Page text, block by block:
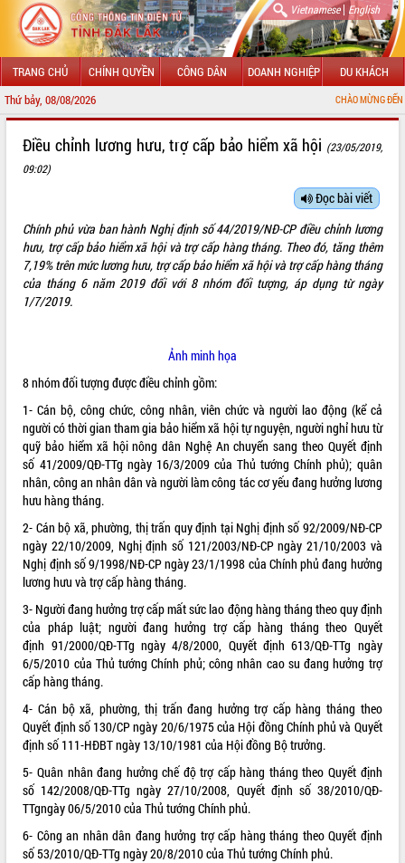
Vietnamese| English
TRANG CHỦ CHÍNH QUYỀN CÔNG DÂN DOANH NGHIỆP DU KHÁCH
Thứ bảy, 08/08/2026 CHÀO MỪNG ĐẾN VỚI CỔNG
LÃNH ĐẠO UBND TỈNH
SỞ, BAN, NGÀNH
UBND CÁC XÃ, PHƯỜNG
VĂN BẢN HĐND TỈNH
ĐIỂM TIN VĂN BẢN
QUY HOẠCH - KẾ HOẠCH
VIDEO
Điều chỉnh lương hưu, trợ cấp bảo hiểm xã hội (23/05/2019,
09:02)
Đọc bài viết
Chính phủ vừa ban hành Nghị định số44/2019/NĐ-CPđiều chỉnh lương
hưu, trợ cấp bảo hiểm xã hội và trợ cấp hàng tháng. Theo đó, tăng thêm
7,19% trên mức lương hưu, trợ cấp bảo hiểm xã hội và trợ cấp hàng tháng
của tháng 6 năm 2019 đối với 8 nhóm đối tượng, áp dụng từ ngày
1/7/2019.
Ảnh minh họa
8 nhóm đối tượng được điều chỉnh gồm:
1- Cán bộ, công chức, công nhân, viên chức và người lao động (kể cả
người có thời gian tham gia bảo hiểm xã hội tự nguyện, người nghỉ hưu từ
quỹ bảo hiểm xã hội nông dân Nghệ An chuyển sang theo Quyết định
số 41/2009/QĐ-TTg ngày 16/3/2009 của Thủ tướng Chính phủ); quân
nhân, công an nhân dân và người làm công tác cơ yếu đang hưởng lương
hưu hàng tháng.
2- Cán bộ xã, phường, thị trấn quy định tại Nghị định số 92/2009/NĐ-CP
ngày 22/10/2009, Nghị định số 121/2003/NĐ-CPngày 21/10/2003 và
Nghị định số 9/1998/NĐ-CP ngày 23/1/1998 của Chính phủ đang hưởng
lương hưu và trợ cấp hàng tháng.
3- Người đang hưởng trợ cấp mất sức lao động hàng tháng theo quy định
của pháp luật; người đang hưởng trợ cấp hàng tháng theo Quyết
định 91/2000/QĐ-TTg ngày 4/8/2000, Quyết định613/QĐ-TTg ngày
6/5/2010 của Thủ tướng Chính phủ; công nhân cao su đang hưởng trợ
cấp hàng tháng.
4- Cán bộ xã, phường, thị trấn đang hưởng trợ cấp hàng tháng theo
Quyết định số 130/CP ngày 20/6/1975 của Hội đồng Chính phủ và Quyết
định số 111-HĐBT ngày 13/10/1981 của Hội đồng Bộ trưởng.
5- Quân nhân đang hưởng chế độ trợ cấp hàng tháng theo Quyết định
số 142/2008/QĐ-TTg ngày 27/10/2008, Quyết định số 38/2010/QĐ-
TTgngày 06/5/2010 của Thủ tướng Chính phủ.
6- Công an nhân dân đang hưởng trợ cấp hàng tháng theo Quyết định
số53/2010/QĐ-TTg ngày 20/8/2010 của Thủ tướng Chính phủ.